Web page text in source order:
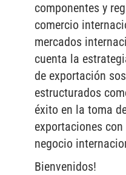
componentes y
comercio
mercados
cuenta la
de exportación
estructurados
éxito en la toma
exportaciones
negocio
Bienvenidos!